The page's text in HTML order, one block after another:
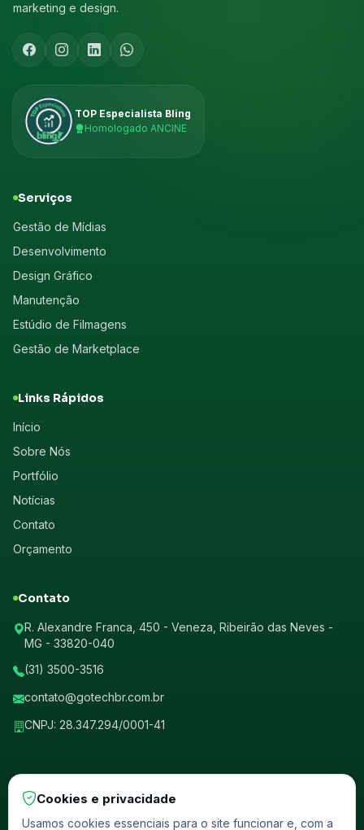
marketing e design.
TOP Especialista Bling
Homologado ANCINE
Serviços
Gestão de Mídias
Desenvolvimento
Design Gráfico
Manutenção
Estúdio de Filmagens
Gestão de Marketplace
Links Rápidos
Início
Sobre Nós
Portfólio
Notícias
Contato
Orçamento
Contato
R. Alexandre Franca, 450 - Veneza, Ribeirão das Neves -
MG - 33820-040
(31) 3500-3516
contato@gotechbr.com.br
CNPJ: 28.347.294/0001-41
Cookies e privacidade
Usamos cookies essenciais para o site funcionar e, com a